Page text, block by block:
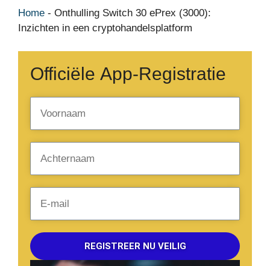
Home - Onthulling Switch 30 ePrex (3000):
Inzichten in een cryptohandelsplatform
Officiële App-Registratie
REGISTREER NU VEILIG